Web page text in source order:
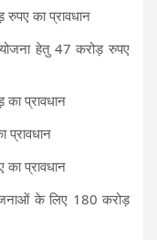
रुपए का प्रावधान
योजना हेतु 47 करोड़ रुपए
का प्रावधान
प्रावधान
के लिए 180 करोड़